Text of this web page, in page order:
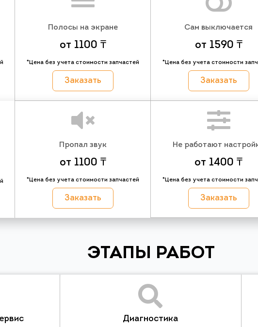
Полосы на экране
от 1100 ₸
*Цена без учета стоимости запчастей
Заказать
Сам выключается
от 1590 ₸
*Цена без учета стоимости
Заказать
Пропал звук
от 1100 ₸
*Цена без учета стоимости запчастей
Заказать
Не работают
от 1400 ₸
*Цена без учета стоимости
Заказать
ЭТАПЫ РАБОТ
Диагностика